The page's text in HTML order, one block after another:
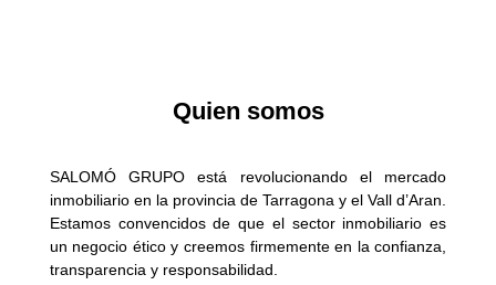
Quien somos
SALOMÓ GRUPO está revolucionando el mercado
inmobiliario en la provincia de Tarragona y el Vall d’Aran.
Estamos convencidos de que el sector inmobiliario es
un negocio ético y creemos firmemente en la confianza,
transparencia y responsabilidad.